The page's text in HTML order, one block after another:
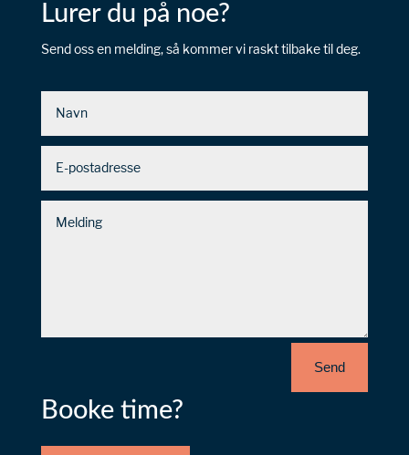
Lurer du på noe?
Send oss en melding, så kommer vi raskt tilbake til deg.
Send
Booke time?